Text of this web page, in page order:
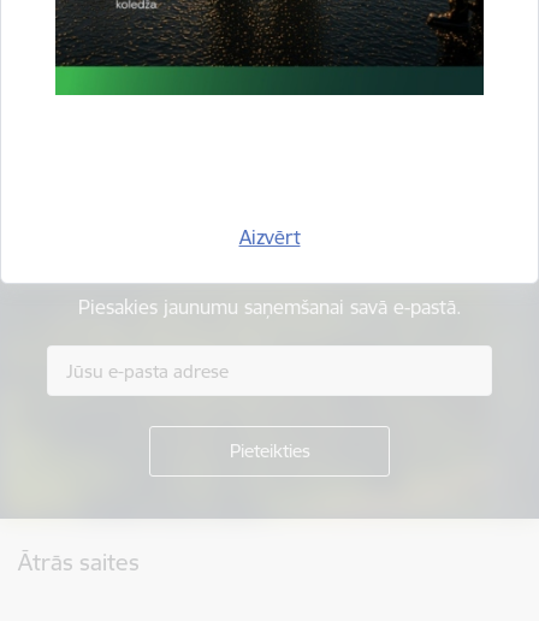
Aizvērt
Vai šī informācija bija noderīga?
Esi pirmais, kas uzzina!
Piesakies jaunumu saņemšanai savā e-pastā.
Ātrās saites